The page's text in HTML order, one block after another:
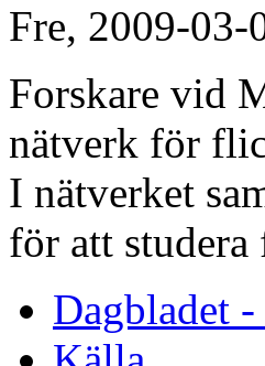
Fre, 2009-03-
Forskare vid
nätverk för
I nätverket
för att
Dagbladet